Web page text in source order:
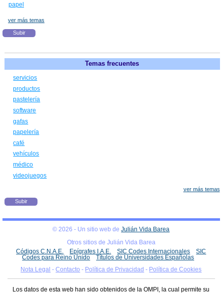
papel
ver más temas
Subir
Temas frecuentes
servicios
productos
pastelería
software
gafas
papelería
café
vehículos
médico
videojuegos
ver más temas
Subir
© 2026 - Un sitio web deJulián Vida Barea
Otros sitios de Julián Vida Barea
Códigos C.N.A.E.
Epígrafes I.A.E. SIC Codes Internacionales
SIC
Codes para Reino Unido
Títulos de Universidades Españolas
Nota Legal -Contacto - Política de Privacidad - Política de Cookies
Los datos de esta web han sido obtenidos de la OMPI, la cual permite su